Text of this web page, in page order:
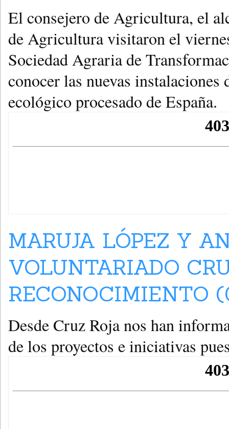
El consejero de Agricultura, el
de Agricultura visitaron el
Sociedad Agraria de
conocer las nuevas
ecológico procesado de España.
MARUJA LÓPEZ Y
VOLUNTARIADO
RECONOCIMIENTO
Desde Cruz Roja nos han
de los proyectos e iniciativas